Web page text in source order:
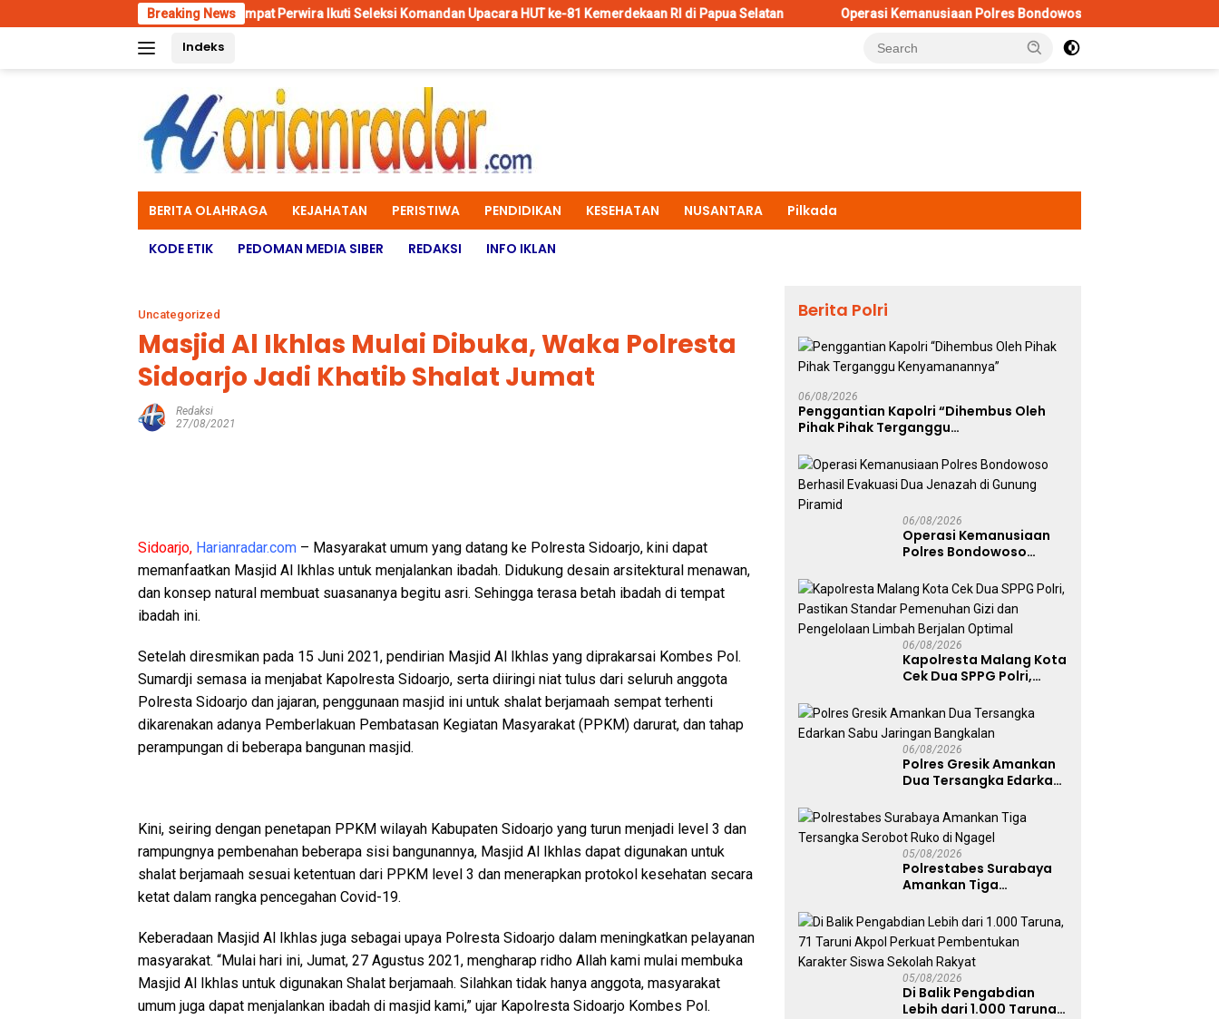
to
Breaking News
Empat Perwira Ikuti Seleksi Komandan Upacara HUT ke-81 Kemerdekaan RI di Papua Selatan Operasi Kemanusiaan Polres Bondowoso Berhasil Evakuasi Dua Jenazah di
Indeks
BERITA OLAHRAGA KEJAHATAN PERISTIWA PENDIDIKAN KESEHATAN NUSANTARA Pilkada
KODE ETIK PEDOMAN MEDIA SIBER REDAKSI INFO IKLAN
Uncategorized
Masjid Al Ikhlas Mulai Dibuka, Waka Polresta
Sidoarjo Jadi Khatib Shalat Jumat
Redaksi
27/08/2021
Sidoarjo, Harianradar.com – Masyarakat umum yang datang ke Polresta Sidoarjo, kini dapat
memanfaatkan Masjid Al Ikhlas untuk menjalankan ibadah. Didukung desain arsitektural menawan,
dan konsep natural membuat suasananya begitu asri. Sehingga terasa betah ibadah di tempat
ibadah ini.
Setelah diresmikan pada 15 Juni 2021, pendirian Masjid Al Ikhlas yang diprakarsai Kombes Pol.
Sumardji semasa ia menjabat Kapolresta Sidoarjo, serta diiringi niat tulus dari seluruh anggota
Polresta Sidoarjo dan jajaran, penggunaan masjid ini untuk shalat berjamaah sempat terhenti
dikarenakan adanya Pemberlakuan Pembatasan Kegiatan Masyarakat (PPKM) darurat, dan tahap
perampungan di beberapa bangunan masjid.
Kini, seiring dengan penetapan PPKM wilayah Kabupaten Sidoarjo yang turun menjadi level 3 dan
rampungnya pembenahan beberapa sisi bangunannya, Masjid Al Ikhlas dapat digunakan untuk
shalat berjamaah sesuai ketentuan dari PPKM level 3 dan menerapkan protokol kesehatan secara
ketat dalam rangka pencegahan Covid-19.
Keberadaan Masjid Al Ikhlas juga sebagai upaya Polresta Sidoarjo dalam meningkatkan pelayanan
masyarakat. “Mulai hari ini, Jumat, 27 Agustus 2021, mengharap ridho Allah kami mulai membuka
Masjid Al Ikhlas untuk digunakan Shalat berjamaah. Silahkan tidak hanya anggota, masyarakat
umum juga dapat menjalankan ibadah di masjid kami,” ujar Kapolresta Sidoarjo Kombes Pol.
Berita Polri
06/08/2026
Penggantian Kapolri “Dihembus Oleh
Pihak Pihak Terganggu
06/08/2026
Operasi Kemanusiaan
Polres Bondowoso
Jenazah di Gunung
Piramid
06/08/2026
Kapolresta Malang Kota
Cek Dua SPPG Polri,
Pemenuhan Gizi dan
Pengelolaan Limbah
Berjalan Optimal
06/08/2026
Polres Gresik Amankan
Dua Tersangka Edarkan
Bangkalan
05/08/2026
Polrestabes Surabaya
Amankan Tiga
Ruko di Ngagel
05/08/2026
Di Balik Pengabdian
Lebih dari 1.000 Taruna,